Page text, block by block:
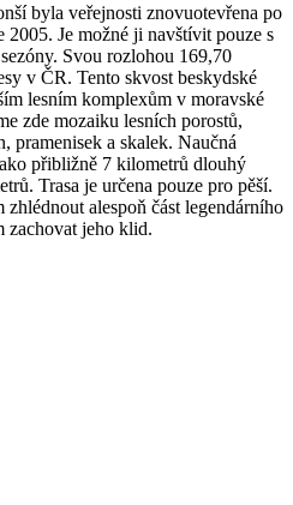
byla veřejnosti znovuotevřena po
2005. Je možné ji navštívit pouze s
Svou rozlohou 169,70
v ČR. Tento skvost beskydské
lesním komplexům v moravské
zde mozaiku lesních porostů,
pramenisek a skalek. Naučná
přibližně 7 kilometrů dlouhý
Trasa je určena pouze pro pěší.
alespoň část legendárního
zachovat jeho klid.